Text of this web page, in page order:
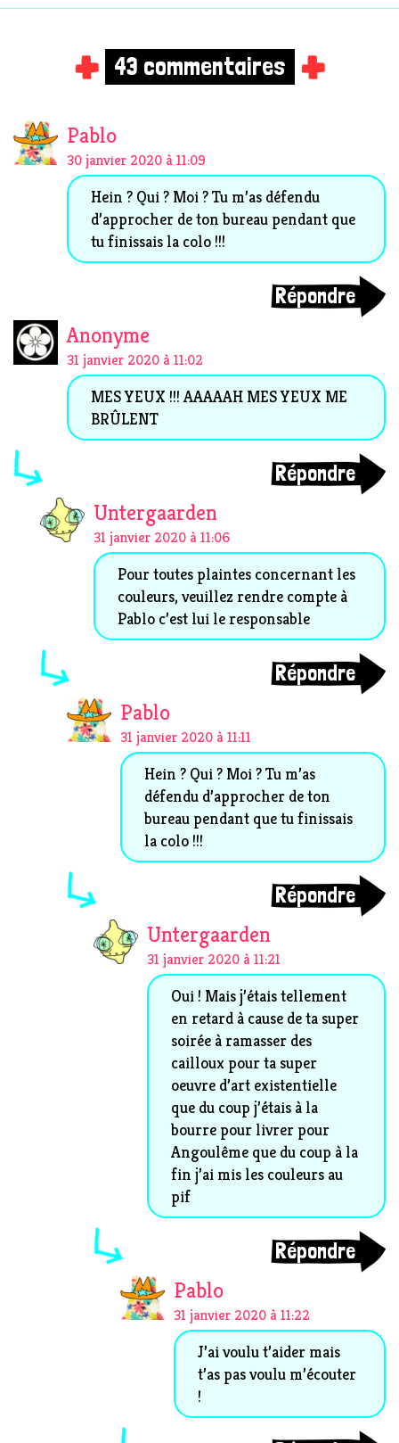
43 commentaires
Pablo
30 janvier 2020 à 11:09
Hein ? Qui ? Moi ? Tu m’as défendu
d’approcher de ton bureau pendant que
tu finissais la colo !!!
Répondre
Anonyme
31 janvier 2020 à 11:02
MES YEUX !!! AAAAAH MES YEUX ME
BRÛLENT
Répondre
Untergaarden
31 janvier 2020 à 11:06
Pour toutes plaintes concernant les
couleurs, veuillez rendre compte à
Pablo c’est lui le responsable
Répondre
Pablo
31 janvier 2020 à 11:11
Hein ? Qui ? Moi ? Tu m’as
défendu d’approcher de ton
bureau pendant que tu finissais
la colo !!!
Répondre
Untergaarden
31 janvier 2020 à 11:21
Oui ! Mais j’étais tellement
en retard à cause de ta super
soirée à ramasser des
cailloux pour ta super
oeuvre d’art existentielle
que du coup j’étais à la
bourre pour livrer pour
Angoulême que du coup à la
fin j’ai mis les couleurs au
pif
Répondre
Pablo
31 janvier 2020 à 11:22
J’ai voulu t’aider mais
t’as pas voulu m’écouter
!